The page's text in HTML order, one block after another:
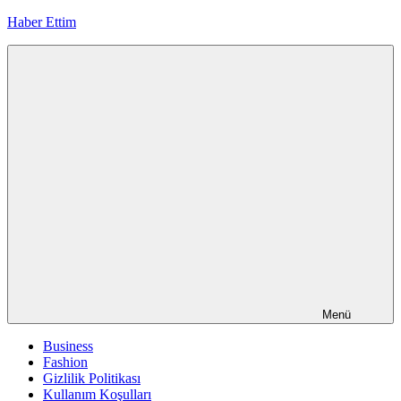
İçeriğe
Haber Ettim
Menü
Business
Fashion
Gizlilik Politikası
Kullanım Koşulları